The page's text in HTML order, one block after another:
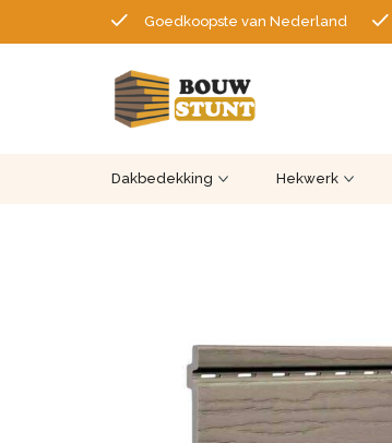
Goedkoopste van Nederland
Dakbedekking Hekwerk